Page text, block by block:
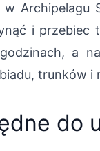
Archipelagu
i
a
trunków i
do